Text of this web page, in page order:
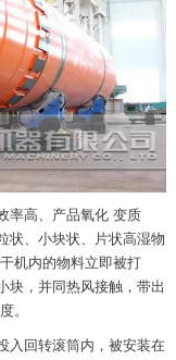
率高、产品氧化 变质
状、小块状、片状高湿物
机内的物料立即被打
块，并同热风接触，带出
。
入回转滚筒内，被安装在